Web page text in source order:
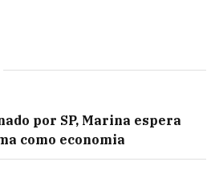
por SP, Marina espera
como economia